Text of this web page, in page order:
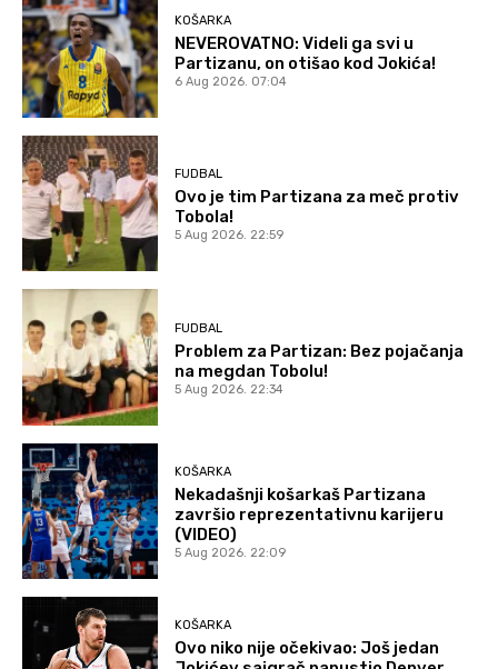
KOŠARKA
NEVEROVATNO: Videli ga svi u
Partizanu, on otišao kod Jokića!
6 Aug 2026. 07:04
FUDBAL
Ovo je tim Partizana za meč protiv
Tobola!
5 Aug 2026. 22:59
FUDBAL
Problem za Partizan: Bez pojačanja
na megdan Tobolu!
5 Aug 2026. 22:34
KOŠARKA
Nekadašnji košarkaš Partizana
završio reprezentativnu karijeru
(VIDEO)
5 Aug 2026. 22:09
KOŠARKA
Ovo niko nije očekivao: Još jedan